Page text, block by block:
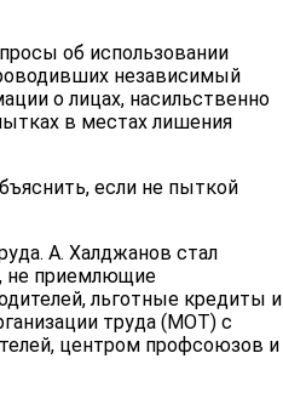
об использовании
независимый
о лицах, насильственно
в местах лишения
если не пыткой
А. Халджанов стал
не приемлющие
льготные кредиты и
труда (МОТ) с
центром профсоюзов и